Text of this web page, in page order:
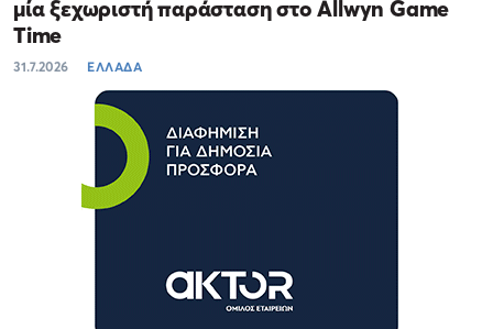
μία ξεχωριστή παράσταση στο Allwyn Game
Time
31.7.2026 ΕΛΛΑΔΑ